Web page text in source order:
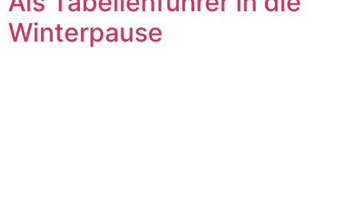
Winterpause